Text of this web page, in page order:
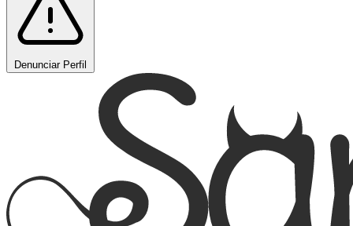
Denunciar Perfil